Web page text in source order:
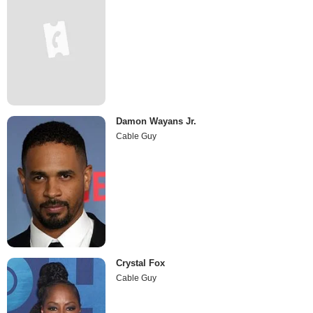
Damon Wayans Jr.
Cable Guy
Crystal Fox
Cable Guy